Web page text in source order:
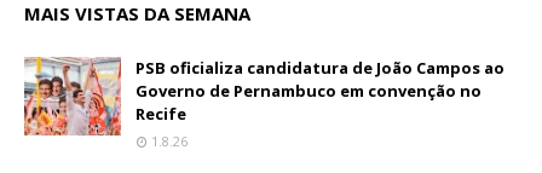
MAIS VISTAS DA SEMANA
PSB oficializa candidatura de João Campos ao
Governo de Pernambuco em convenção no
Recife
1.8.26